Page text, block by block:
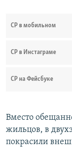
СР в мобильном
СР в Инстаграме
СР на Фейсбуке
Вместо
жильцов, в
покрасили